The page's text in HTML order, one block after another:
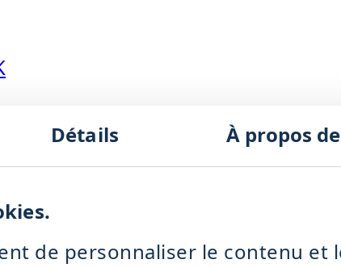
Détails À propos
de personnaliser le contenu et